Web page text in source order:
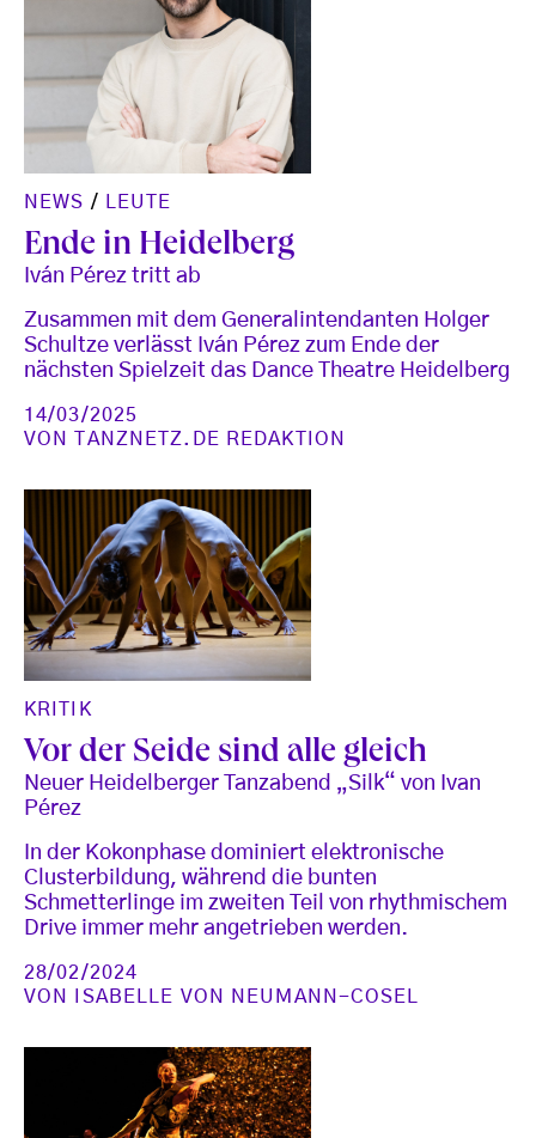
NEWS / LEUTE
Ende in Heidelberg
Iván Pérez tritt ab
Zusammen mit dem Generalintendanten Holger
Schultze verlässt Iván Pérez zum Ende der
nächsten Spielzeit das Dance Theatre Heidelberg
14/03/2025
VON
TANZNETZ.DE REDAKTION
KRITIK
Vor der Seide sind alle gleich
Neuer Heidelberger Tanzabend „Silk“ von Ivan
Pérez
In der Kokonphase dominiert elektronische
Clusterbildung, während die bunten
Schmetterlinge im zweiten Teil von rhythmischem
Drive immer mehr angetrieben werden.
28/02/2024
VON
ISABELLE VON NEUMANN-COSEL